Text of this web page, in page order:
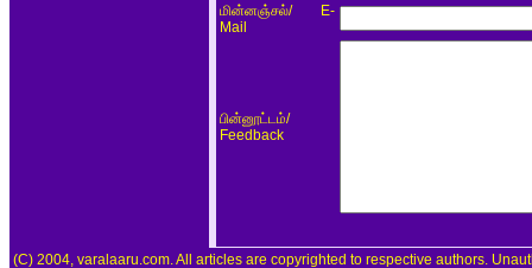
மின்னஞ்சல்/ E-
Mail
பின்னூட்டம்/
Feedback
(C) 2004, varalaaru.com. All articles are copyrighted to respective authors.